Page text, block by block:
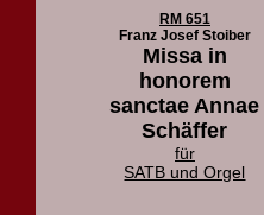
RM 651
Franz Josef Stoiber
Missa in
honorem
sanctae Annae
Schäffer
für
SATB und Orgel